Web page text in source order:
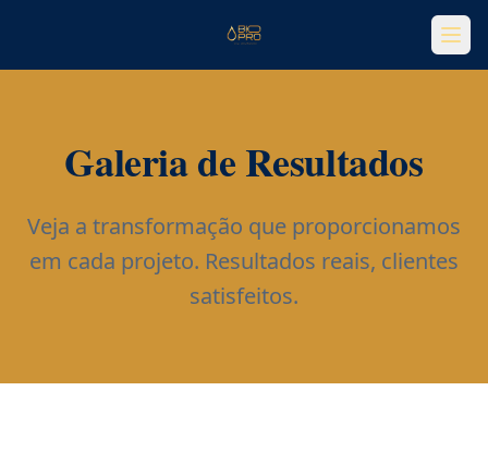
Galeria de Resultados
Veja a transformação que proporcionamos
em cada projeto. Resultados reais, clientes
satisfeitos.